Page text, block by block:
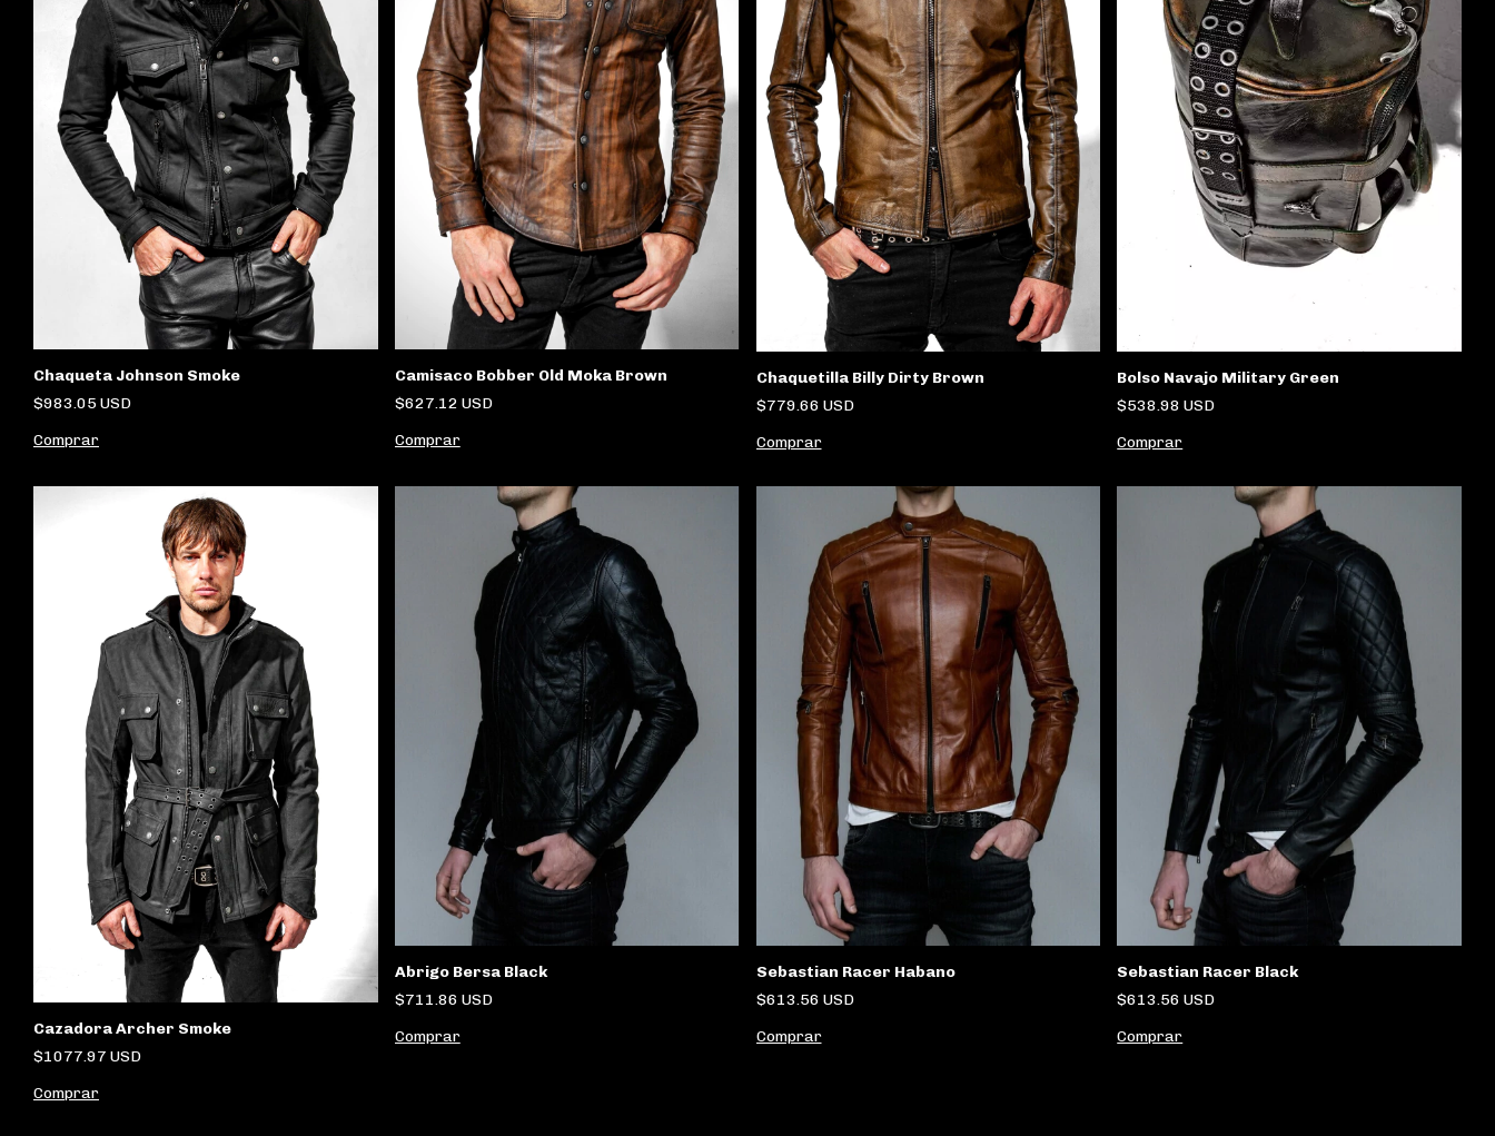
Chaqueta Johnson Smoke
$983.05 USD
Comprar
Camisaco Bobber Old Moka Brown
$627.12 USD
Comprar
Chaquetilla Billy Dirty Brown
$779.66 USD
Comprar
Bolso Navajo Military Green
$538.98 USD
Comprar
Cazadora Archer Smoke
$1077.97 USD
Comprar
Abrigo Bersa Black
$711.86 USD
Comprar
Sebastian Racer Habano
$613.56 USD
Comprar
Sebastian Racer Black
$613.56 USD
Comprar